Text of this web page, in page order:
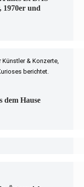
1970er und
& Konzerte,
berichtet.
dem Hause